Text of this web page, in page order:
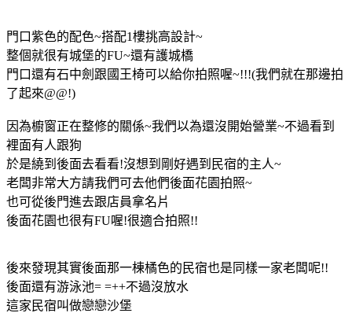
門口紫色的配色~搭配1樓挑高設計~
整個就很有城堡的FU~還有護城橋
門口還有石中劍跟國王椅可以給你拍照喔~!!!(我們就在那邊拍
了起來@@!)
因為櫥窗正在整修的關係~我們以為還沒開始營業~不過看到
裡面有人跟狗
於是繞到後面去看看!沒想到剛好遇到民宿的主人~
老闆非常大方請我們可去他們後面花園拍照~
也可從後門進去跟店員拿名片
後面花園也很有FU喔!很適合拍照!!
後來發現其實後面那一棟橘色的民宿也是同樣一家老闆呢!!
後面還有游泳池= =++不過沒放水
這家民宿叫做戀戀沙堡